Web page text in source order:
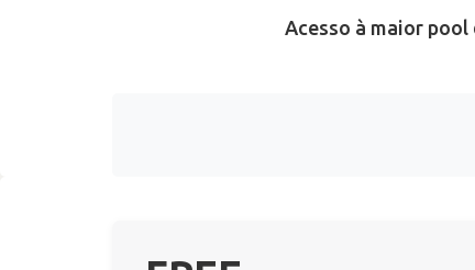
Acesso à maior